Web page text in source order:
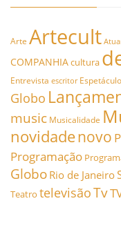
Arte Artecult
COMPANHIAcultura
Entrevista escritor Espetáculo
Globo
music Musicalidade
novidadenovo
Programação
Globo Rio de Janeiro
Teatro televisãoTv